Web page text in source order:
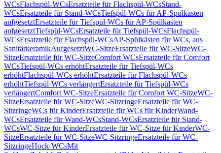
WCsFlachspül-WCsErsatzteile für Flachspül-WCsStand-
WCsErsatzteile für Stand-WCsTiefspül-WCs für AP-Spülkasten
aufgesetztErsatzteile für Tiefspül-WCs für AP-Spülkasten
aufgesetztTiefspül-WCsErsatzteile für Tiefspül-WCsFlachspül-
WCsErsatzteile für Flachspül-WCsAP-Spülkästen für WCs, aus
SanitärkeramikAufgesetztWC-SitzeErsatzteile für WC-SitzeWC-
SitzeErsatzteile für WC-SitzeComfort WCsErsatzteile für Comfort
WCsTiefspül-WCs erhöhtErsatzteile für Tiefspül-WCs
erhöhtFlachspül-WCs erhöhtErsatzteile für Flachspül-WCs
erhöhtTiefspül-WCs verlängertErsatzteile für Tiefspül-WCs
verlängertComfort WC-SitzeErsatzteile für Comfort WC-SitzeWC-
SitzeErsatzteile für WC-SitzeWC-SitzringeErsatzteile für WC-
SitzringeWCs für KinderErsatzteile für WCs für KinderWand-
WCsErsatzteile für Wand-WCsStand-WCsErsatzteile für Stand-
WCsWC-Sitze für KinderErsatzteile für WC-Sitze für KinderWC-
SitzeErsatzteile für WC-SitzeWC-SitzringeErsatzteile für WC-
SitzringeHock-WCsMit